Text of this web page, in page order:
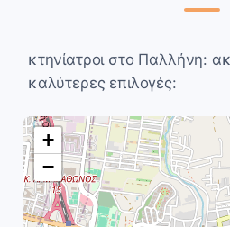
κτηνίατροι στο Παλλήνη:
καλύτερες επιλογές:
+
−